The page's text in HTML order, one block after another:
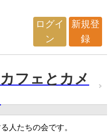
ログイ
ン
新規登
録
フェとカメ
人たちの会です。